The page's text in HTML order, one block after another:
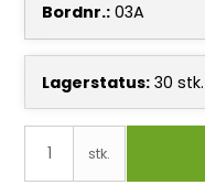
Bordnr.: 03A
Lagerstatus: 30 stk.
stk.